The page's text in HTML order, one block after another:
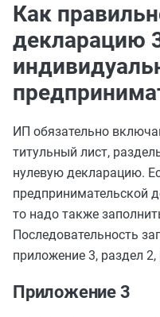
Как
декларацию
ИП обязательно
титульный лист,
нулевую декларацию.
предпринимательской
то надо также
Последовательность
приложение 3, раздел
Приложение 3